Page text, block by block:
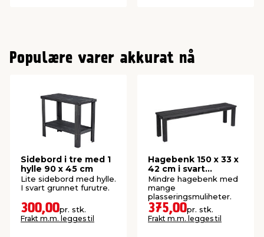
Populære varer akkurat nå
Sidebord i tre med 1
hylle 90 x 45 cm
Lite sidebord med hylle.
I svart grunnet furutre.
300,00pr. stk.
Frakt m.m. legges til
Hagebenk 150 x 33 x
42 cm i svart
grunnmalt furutre
Mindre hagebenk med
mange
plasseringsmuliheter.
375,00pr. stk.
Frakt m.m. legges til